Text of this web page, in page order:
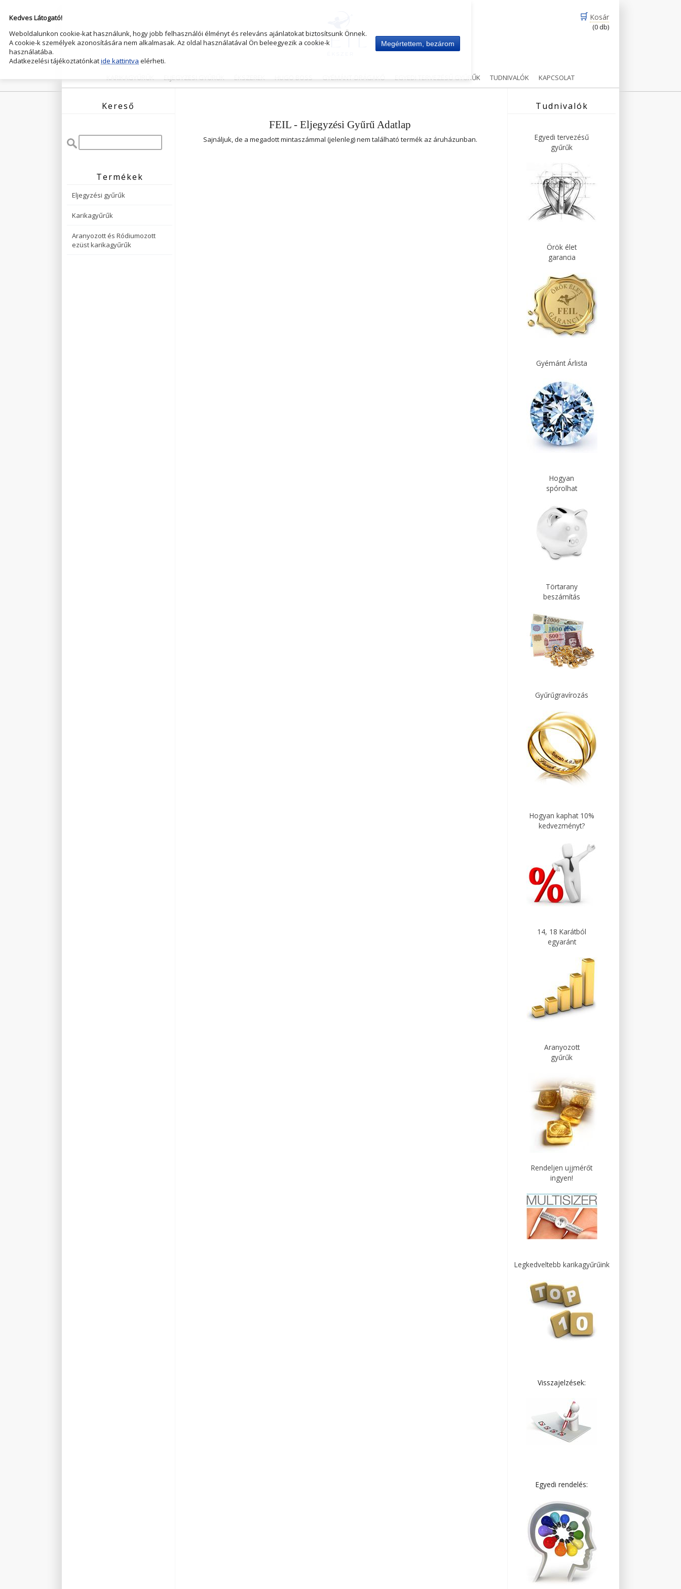
🛒 Kosár
(0 db)
KARIKAGYŰRŰK ELJEGYZESI GYŰRŰK ÉKSZEREK HUGO BOSS GYÉMÁNT-DRÁGAKŐ EGYEDI TERVEZÉSŰ GYŰRŰK TUDNIVALÓK KAPCSOLAT
Kereső
Termékek
Eljegyzési gyűrűk
Karikagyűrűk
Aranyozott és Ródiumozott
ezüst karikagyűrűk
FEIL - Eljegyzési Gyűrű Adatlap
Sajnáljuk, de a megadott mintaszámmal (jelenleg) nem található termék az áruházunban.
Tudnivalók
Egyedi tervezésű
gyűrűk
Örök élet
garancia
Gyémánt Árlista
Hogyan
spórolhat
Törtarany
beszámítás
Gyűrűgravírozás
Hogyan kaphat 10%
kedvezményt?
14, 18 Karátból
egyaránt
Aranyozott
gyűrűk
Rendeljen ujjmérőt
ingyen!
Legkedveltebb karikagyűrűink
Visszajelzések:
Egyedi rendelés:
Kedves Látogató!
Weboldalunkon cookie-kat használunk, hogy jobb felhasználói élményt és releváns ajánlatokat biztosítsunk Önnek.
A cookie-k személyek azonosítására nem alkalmasak. Az oldal használatával Ön beleegyezik a cookie-k
használatába.
Adatkezelési tájékoztatónkatide kattintva elérheti.
Megértettem, bezárom